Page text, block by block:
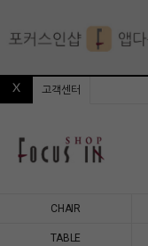
고객센터
CHAIR
TABLE